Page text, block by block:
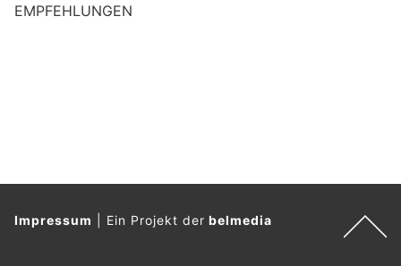
EMPFEHLUNGEN
Impressum Ein Projekt derbelmedia